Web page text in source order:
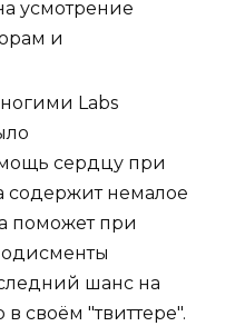
усмотрение
и
Labs
сердцу при
содержит немалое
поможет при
шанс на
своём "твиттере".